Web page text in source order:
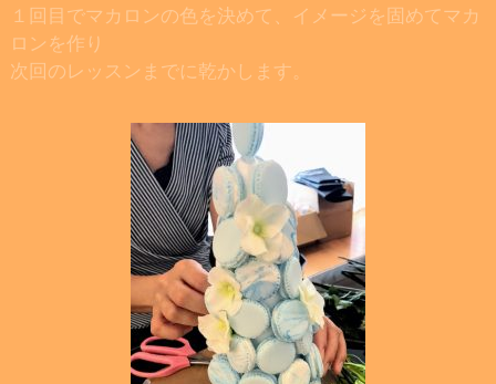
１回目でマカロンの色を決めて、イメージを固めてマカ
ロンを作り
次回のレッスンまでに乾かします。